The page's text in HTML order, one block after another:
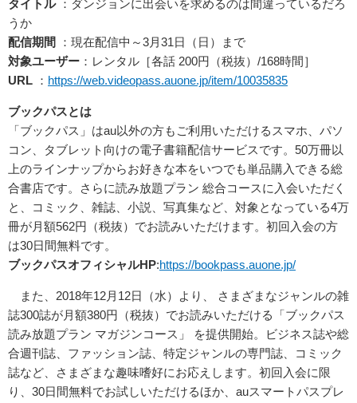
タイトル ：ダンジョンに出会いを求めるのは間違っているだろ
うか
配信期間
：現在配信中～3月31日（日）まで
対象ユーザー ：レンタル［各話 200円（税抜）/168時間］
URL ： https://web.videopass.auone.jp/item/10035835
ブックパスとは
「ブックパス」はau以外の方もご利用いただけるスマホ、パソ
コン、タブレット向けの電子書籍配信サービスです。50万冊以
上のラインナップからお好きな本をいつでも単品購入できる総
合書店です。さらに読み放題プラン 総合コースに入会いただく
と、コミック、雑誌、小説、写真集など、対象となっている4万
冊が月額562円（税抜）でお読みいただけます。初回入会の方
は30日間無料です。
ブックパスオフィシャルHP:https://bookpass.auone.jp/
また、2018年12月12日（水）より、 さまざまなジャンルの雑
誌300誌が月額380円（税抜）でお読みいただける「ブックパス
読み放題プラン マガジンコース」 を提供開始。ビジネス誌や総
合週刊誌、ファッション誌、特定ジャンルの専門誌、コミック
誌など、さまざまな趣味嗜好にお応えします。初回入会に限
り、30日間無料でお試しいただけるほか、auスマートパスプレ